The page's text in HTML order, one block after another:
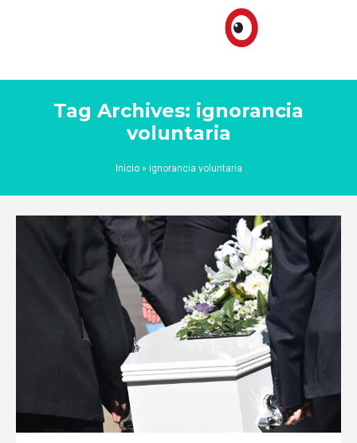
Tag Archives: ignorancia
voluntaria
Inicio» ignorancia voluntaria